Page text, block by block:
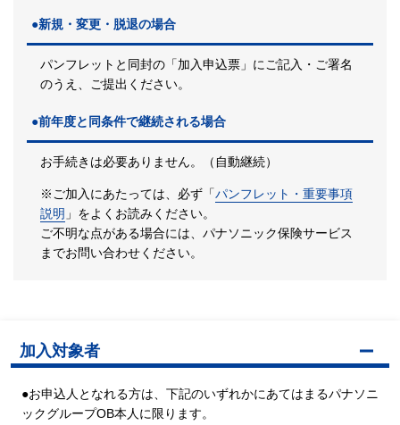
●新規・変更・脱退の場合
パンフレットと同封の「加入申込票」にご記入・ご署名
のうえ、ご提出ください。
●前年度と同条件で継続される場合
お手続きは必要ありません。（自動継続）
※ご加入にあたっては、必ず「パンフレット・重要事項
説明 」をよくお読みください。
ご不明な点がある場合には、パナソニック保険サービス
までお問い合わせください。
加入対象者
●お申込人となれる方は、下記のいずれかにあてはまるパナソニ
ックグループOB本人に限ります。